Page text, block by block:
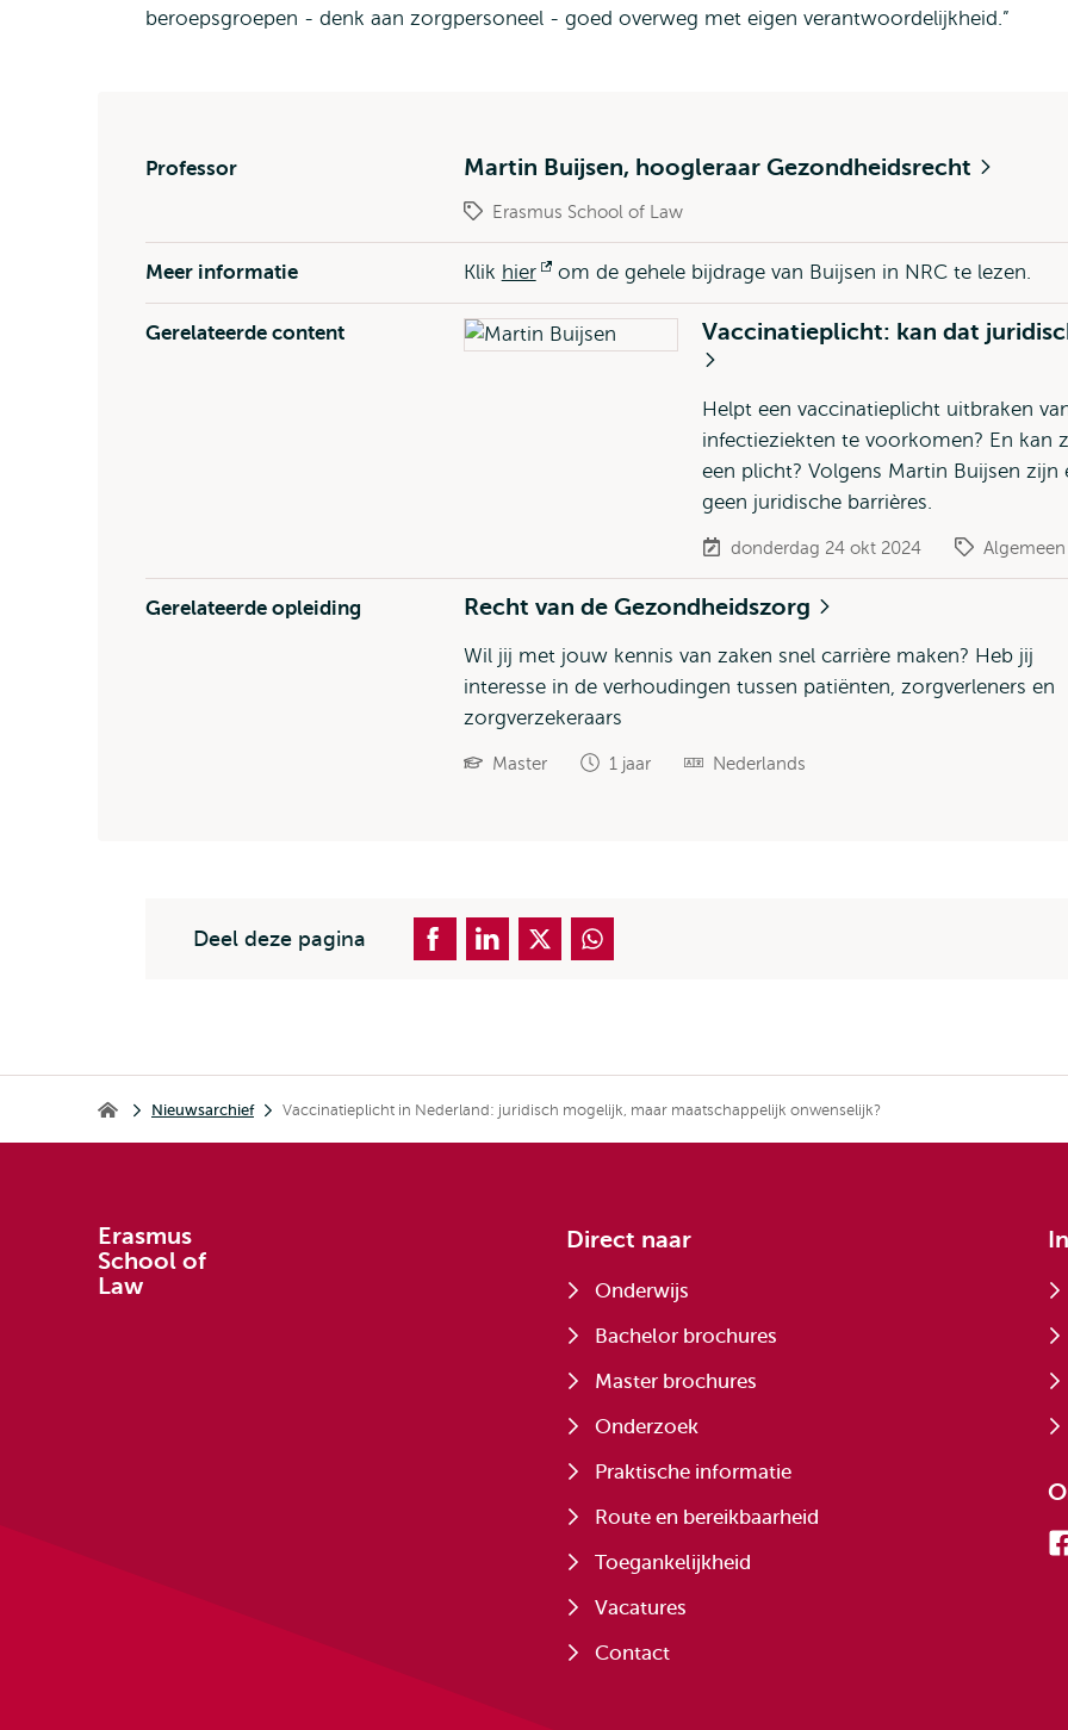
beroepsgroepen - denk aan zorgpersoneel - goed overweg met eigen verantwoordelijkheid.”
Professor Martin Buijsen, hoogleraar Gezondheidsrecht
Erasmus School of Law
Meer informatie Klik hier
Opent
extern
om de gehele bijdrage van Buijsen in NRC te lezen.
Gerelateerde content Vaccinatieplicht: kan dat
Helpt een vaccinatieplicht uitbraken
infectieziekten te voorkomen? En kan
een plicht? Volgens Martin Buijsen zijn
geen juridische barrières.
donderdag 24 okt 2024 Algemeen
Gerelateerde opleiding Recht van de Gezondheidszorg
Wil jij met jouw kennis van zaken snel carrière maken? Heb jij
interesse in de verhoudingen tussen patiënten, zorgverleners en
zorgverzekeraars
Master 1 jaar Nederlands
Deel deze pagina
Erasmus School of Law
Nieuwsarchief Vaccinatieplicht in Nederland: juridisch mogelijk, maar maatschappelijk onwenselijk?
Erasmus
School of
Law
Direct naar
Onderwijs
Bachelor brochures
Master brochures
Onderzoek
Praktische informatie
Route en bereikbaarheid
Toegankelijkheid
Vacatures
Contact